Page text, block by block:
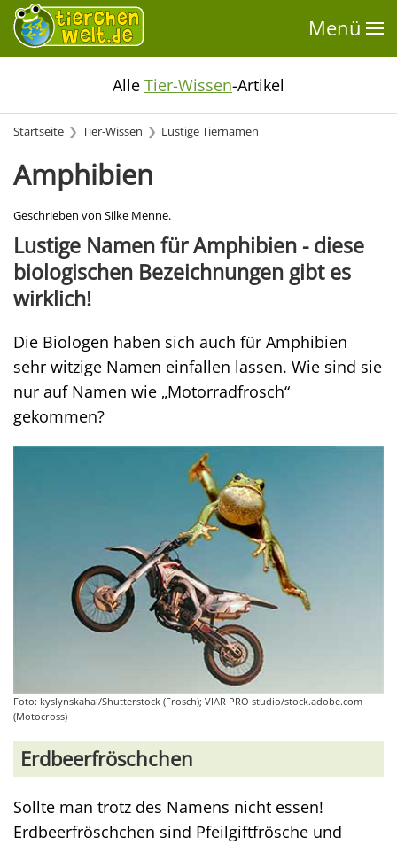
Menü
Alle Tier-Wissen-Artikel
Startseite Tier-Wissen Lustige Tiernamen
Amphibien
Geschrieben von Silke Menne.
Lustige Namen für Amphibien - diese
biologischen Bezeichnungen gibt es
wirklich!
Die Biologen haben sich auch für Amphibien
sehr witzige Namen einfallen lassen. Wie sind sie
nur auf Namen wie „Motorradfrosch“
gekommen?
Foto: kyslynskahal/Shutterstock (Frosch); VIAR PRO studio/stock.adobe.com
(Motocross)
Erdbeerfröschchen
Sollte man trotz des Namens nicht essen!
Erdbeerfröschchen sind Pfeilgiftfrösche und